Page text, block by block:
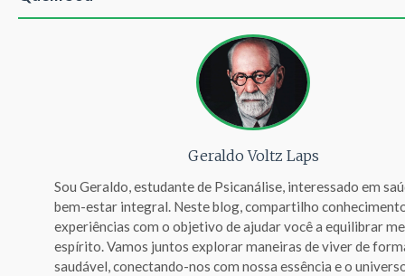
Geraldo Voltz Laps
Sou Geraldo, estudante de Psicanálise, interessado em
bem-estar integral. Neste blog, compartilho
experiências com o objetivo de ajudar você a equilibrar
espírito. Vamos juntos explorar maneiras de viver de
saudável, conectando-nos com nossa essência e o